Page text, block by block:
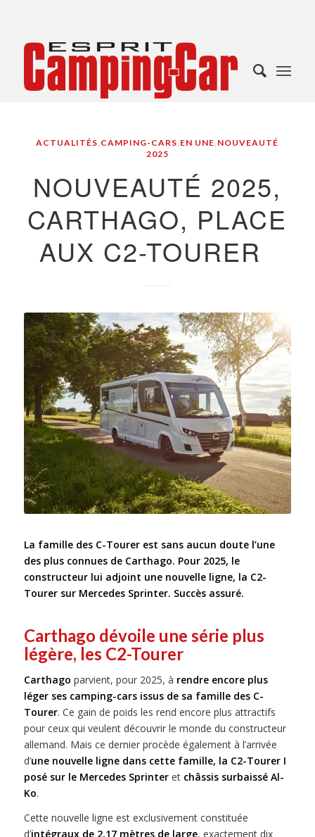
ACTUALITÉS, CAMPING-CARS, EN UNE, NOUVEAUTÉ
2025
NOUVEAUTÉ 2025,
CARTHAGO, PLACE
AUX C2-TOURER
La famille des C-Tourer est sans aucun doute l’une
des plus connues de Carthago. Pour 2025, le
constructeur lui adjoint une nouvelle ligne, la C2-
Tourer sur Mercedes Sprinter. Succès assuré.
Carthago dévoile une série plus
légère, les C2-Tourer
Carthago parvient, pour 2025, à rendre encore plus
léger ses camping-cars issus de sa famille des C-
Tourer. Ce gain de poids les rend encore plus attractifs
pour ceux qui veulent découvrir le monde du constructeur
allemand. Mais ce dernier procède également à l’arrivée
d’une nouvelle ligne dans cette famille, la C2-Tourer I
posé sur le Mercedes Sprinteret châssis surbaissé Al-
Ko.
Cette nouvelle ligne est exclusivement constituée
d’intégraux de 2,17 mètres de large, exactement dix